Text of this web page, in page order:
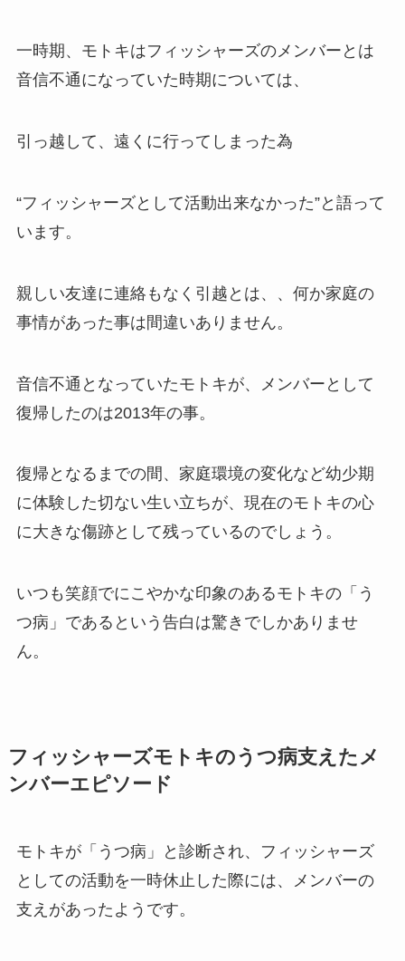
一時期、モトキはフィッシャーズのメンバーとは
音信不通になっていた時期については、
引っ越して、遠くに行ってしまった為
“フィッシャーズとして活動出来なかった”と語って
います。
親しい友達に連絡もなく引越とは、、何か家庭の
事情があった事は間違いありません。
音信不通となっていたモトキが、メンバーとして
復帰したのは2013年の事。
復帰となるまでの間、家庭環境の変化など幼少期
に体験した切ない生い立ちが、現在のモトキの心
に大きな傷跡として残っているのでしょう。
いつも笑顔でにこやかな印象のあるモトキの「う
つ病」であるという告白は驚きでしかありませ
ん。
フィッシャーズモトキのうつ病支えたメ
ンバーエピソード
モトキが「うつ病」と診断され、フィッシャーズ
としての活動を一時休止した際には、メンバーの
支えがあったようです。